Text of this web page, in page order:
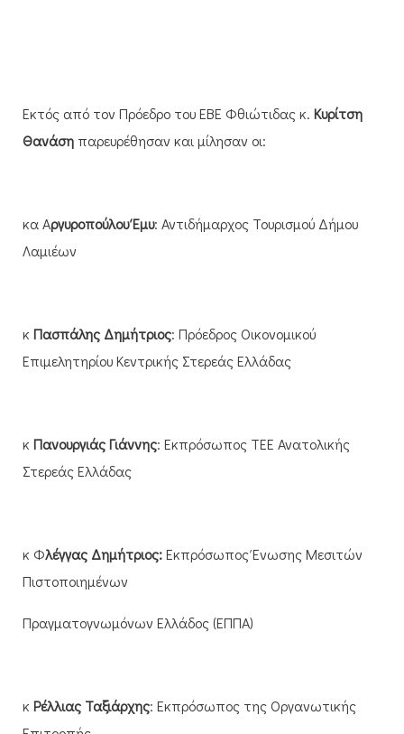
Εκτός από τον Πρόεδρο του ΕΒΕ Φθιώτιδας κ. Κυρίτση
Θανάση παρευρέθησαν και μίλησαν οι:
κα Αργυροπούλου Έμυ: Αντιδήμαρχος Τουρισμού Δήμου
Λαμιέων
κ Πασπάλης Δημήτριος: Πρόεδρος Οικονομικού
Επιμελητηρίου Κεντρικής Στερεάς Ελλάδας
κ Πανουργιάς Γιάννης: Εκπρόσωπος ΤΕΕ Ανατολικής
Στερεάς Ελλάδας
κ Φλέγγας Δημήτριος:Εκπρόσωπος Ένωσης Μεσιτών
Πιστοποιημένων
Πραγματογνωμόνων Ελλάδος (ΕΠΠΑ)
κ Ρέλλιας Ταξιάρχης: Εκπρόσωπος της Οργανωτικής